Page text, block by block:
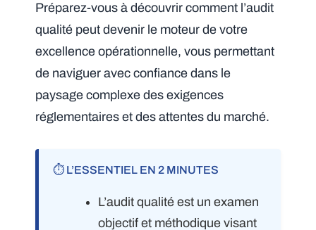
Préparez-vous à découvrir comment l’audit
qualité peut devenir le moteur de votre
excellence opérationnelle, vous permettant
de naviguer avec confiance dans le
paysage complexe des exigences
réglementaires et des attentes du marché.
⏱️ L’ESSENTIEL EN 2 MINUTES
L’audit qualité est un examen
objectif et méthodique visant